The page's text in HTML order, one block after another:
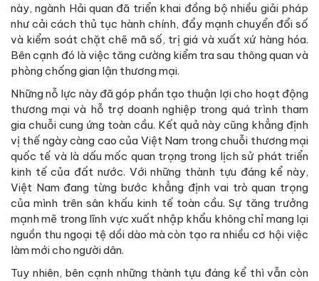
này, ngành Hải quan đã triển khai đồng bộ nhiều giải pháp
như cải cách thủ tục hành chính, đẩy mạnh chuyển đổi số
và kiểm soát chặt chẽ mã số, trị giá và xuất xứ hàng hóa.
Bên cạnh đó là việc tăng cường kiểm tra sau thông quan và
phòng chống gian lận thương mại.
Những nỗ lực này đã góp phần tạo thuận lợi cho hoạt động
thương mại và hỗ trợ doanh nghiệp trong quá trình tham
gia chuỗi cung ứng toàn cầu. Kết quả này cũng khẳng định
vị thế ngày càng cao của Việt Nam trong chuỗi thương mại
quốc tế và là dấu mốc quan trọng trong lịch sử phát triển
kinh tế của đất nước. Với những thành tựu đáng kể này,
Việt Nam đang từng bước khẳng định vai trò quan trọng
của mình trên sân khấu kinh tế toàn cầu. Sự tăng trưởng
mạnh mẽ trong lĩnh vực xuất nhập khẩu không chỉ mang lại
nguồn thu ngoại tệ dồi dào mà còn tạo ra nhiều cơ hội việc
làm mới cho người dân.
Tuy nhiên, bên cạnh những thành tựu đáng kể thì vẫn còn